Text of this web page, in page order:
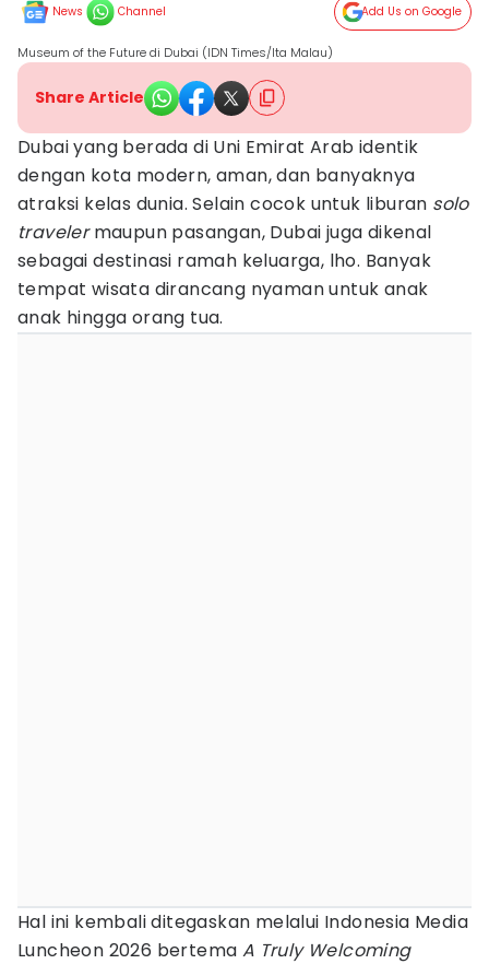
News Channel Add Us on Google
Museum of the Future di Dubai (IDN Times/Ita Malau)
Share Article
Dubai yang berada di Uni Emirat Arab identik
dengan kota modern, aman, dan banyaknya
atraksi kelas dunia. Selain cocok untuk liburan solo
travelermaupun pasangan, Dubai juga dikenal
sebagai destinasi ramah keluarga, lho. Banyak
tempat wisata dirancang nyaman untuk anak
anak hingga orang tua.
Hal ini kembali ditegaskan melalui Indonesia Media
Luncheon 2026 bertema A Truly Welcoming